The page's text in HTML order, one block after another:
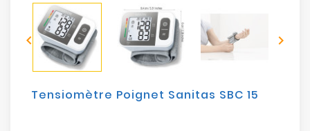
Sécurité
Mobilités
Loisirs
 
Tensiomètre Poignet Sanitas SBC 15